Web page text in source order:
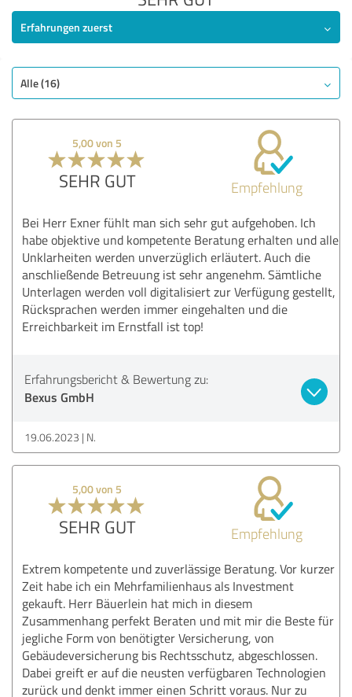
Erfahrungen zuerst
Alle (16)
5,00 von 5
SEHR GUT Empfehlung
Bei Herr Exner fühlt man sich sehr gut aufgehoben. Ich
habe objektive und kompetente Beratung erhalten und alle
Unklarheiten werden unverzüglich erläutert. Auch die
anschließende Betreuung ist sehr angenehm. Sämtliche
Unterlagen werden voll digitalisiert zur Verfügung gestellt,
Rücksprachen werden immer eingehalten und die
Erreichbarkeit im Ernstfall ist top!
Erfahrungsbericht & Bewertung zu:
Bexus GmbH
19.06.2023 N.
5,00 von 5
SEHR GUT Empfehlung
Extrem kompetente und zuverlässige Beratung. Vor kurzer
Zeit habe ich ein Mehrfamilienhaus als Investment
gekauft. Herr Bäuerlein hat mich in diesem
Zusammenhang perfekt Beraten und mit mir die Beste für
jegliche Form von benötigter Versicherung, von
Gebäudeversicherung bis Rechtsschutz, abgeschlossen.
Dabei greift er auf die neusten verfügbaren Technologien
zurück und denkt immer einen Schritt voraus. Nur zu